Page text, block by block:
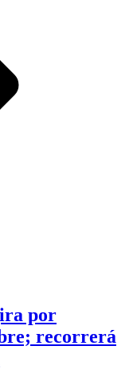
por
recorrerá